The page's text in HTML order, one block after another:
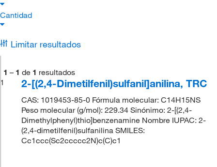
Cantidad
Limitar resultados
1 – 1 de 1 resultados
1
2-[(2,4-Dimetilfenil)sulfanil]anilina, TRC
CAS: 1019453-85-0 Fórmula molecular: C14H15NS
Peso molecular (g/mol): 229.34 Sinónimo: 2-[(2,4-
Dimethylphenyl)thio]benzenamine Nombre IUPAC: 2-
(2,4-dimetilfenil)sulfanilina SMILES:
Cc1ccc(Sc2ccccc2N)c(C)c1